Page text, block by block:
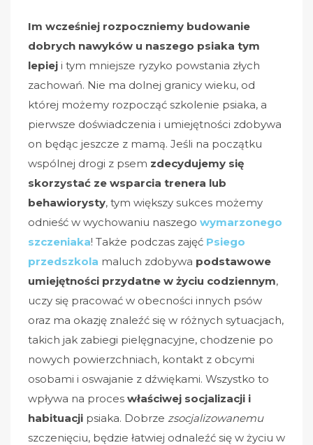
Im wcześniej rozpoczniemy budowanie
dobrych nawyków u naszego psiaka tym
lepiej i tym mniejsze ryzyko powstania złych
zachowań. Nie ma dolnej granicy wieku, od
której możemy rozpocząć szkolenie psiaka, a
pierwsze doświadczenia i umiejętności zdobywa
on będąc jeszcze z mamą. Jeśli na początku
wspólnej drogi z psem zdecydujemy się
skorzystać ze wsparcia trenera lub
behawiorysty, tym większy sukces możemy
odnieść w wychowaniu naszego wymarzonego
szczeniaka! Także podczas zajęć Psiego
przedszkola maluch zdobywa podstawowe
umiejętności przydatne w życiu codziennym,
uczy się pracować w obecności innych psów
oraz ma okazję znaleźć się w różnych sytuacjach,
takich jak zabiegi pielęgnacyjne, chodzenie po
nowych powierzchniach, kontakt z obcymi
osobami i oswajanie z dźwiękami. Wszystko to
wpływa na proces właściwej socjalizacji i
habituacji psiaka. Dobrze zsocjalizowanemu
szczenięciu, będzie łatwiej odnaleźć się w życiu w